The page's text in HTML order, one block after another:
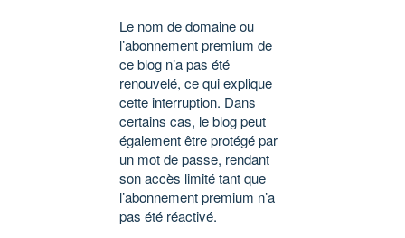
Le nom de domaine ou
l’abonnement premium de
ce blog n’a pas été
renouvelé, ce qui explique
cette interruption. Dans
certains cas, le blog peut
également être protégé par
un mot de passe, rendant
son accès limité tant que
l’abonnement premium n’a
pas été réactivé.